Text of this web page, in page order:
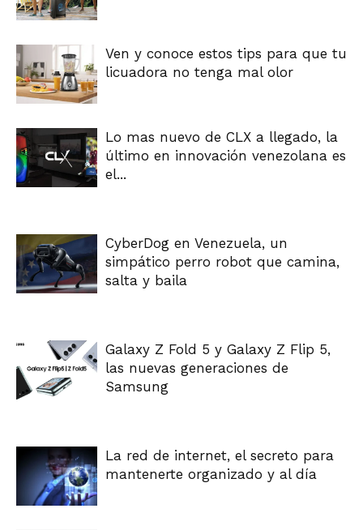
Ven y conoce estos tips para que tu
licuadora no tenga mal olor
Lo mas nuevo de CLX a llegado, la
último en innovación venezolana es
el...
CyberDog en Venezuela, un
simpático perro robot que camina,
salta y baila
Galaxy Z Fold 5 y Galaxy Z Flip 5,
las nuevas generaciones de
Samsung
La red de internet, el secreto para
mantenerte organizado y al día